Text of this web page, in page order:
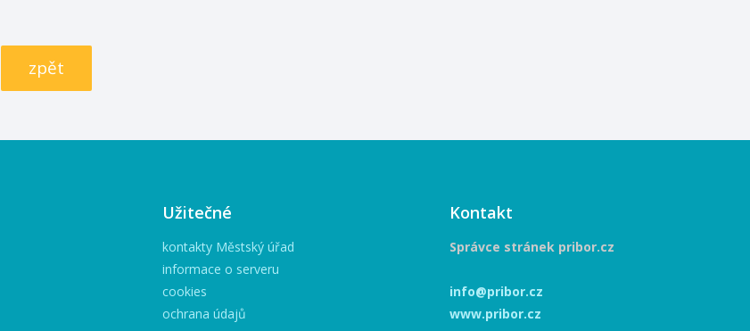
zpět
Užitečné
kontakty Městský úřad
informace o serveru
cookies
ochrana údajů
Kontakt
Správce stránek pribor.cz
info@pribor.cz
www.pribor.cz